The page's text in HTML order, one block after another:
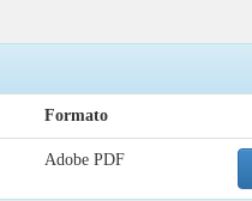
Formato
Adobe PDF